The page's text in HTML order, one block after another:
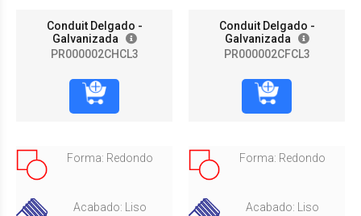
Conduit Delgado -
Galvanizada
PR000002CHCL3
Conduit Delgado -
Galvanizada
PR000002CFCL3
Forma: Redondo
Acabado: Liso
Forma: Redondo
Acabado: Liso